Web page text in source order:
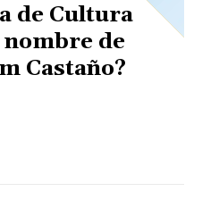
de Cultura
de
Castaño?